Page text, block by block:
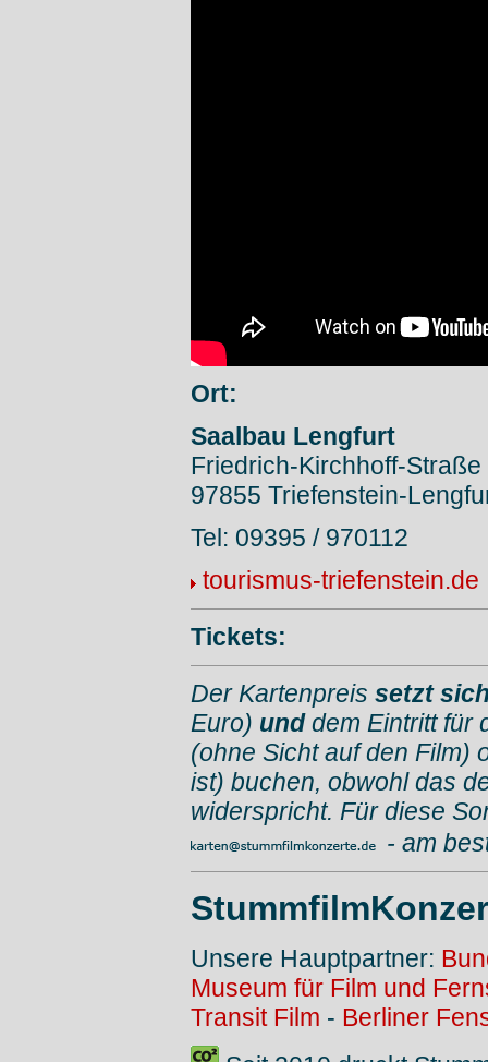
Ort:
Saalbau Lengfurt
Friedrich-Kirchhoff-Straße
97855 Triefenstein-
Tel: 09395 / 970112
tourismus-triefenstein.de
Tickets:
Der Kartenpreis setzt
Euro) unddem Eintritt für
(ohne Sicht auf den Film)
ist) buchen, obwohl das
widerspricht. Für diese
- am
Unsere Hauptpartner:
Museum für Film und
Transit Film - Berliner